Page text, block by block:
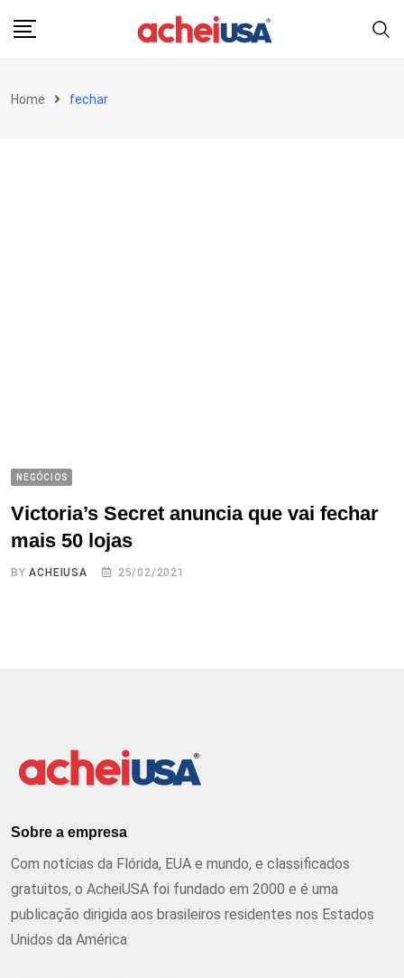
Home fechar
NEGÓCIOS
Victoria’s Secret anuncia que vai fechar
mais 50 lojas
BYACHEIUSA 25/02/2021
Sobre a empresa
Com notícias da Flórida, EUA e mundo, e classificados
gratuitos, o AcheiUSA foi fundado em 2000 e é uma
publicação dirigida aos brasileiros residentes nos Estados
Unidos da América